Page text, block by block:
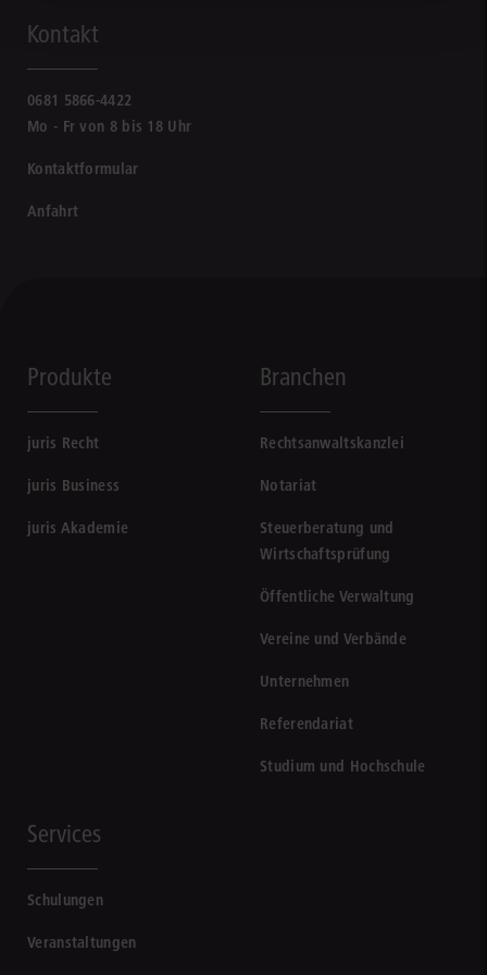
Kontakt
0681 5866-4422
Mo - Fr von 8 bis 18 Uhr
Kontaktformular
Anfahrt
Produkte
juris Recht
juris Business
juris Akademie
Branchen
Rechtsanwaltskanzlei
Notariat
Steuerberatung und
Wirtschaftsprüfung
Öffentliche Verwaltung
Vereine und Verbände
Unternehmen
Referendariat
Studium und Hochschule
Services
Schulungen
Veranstaltungen